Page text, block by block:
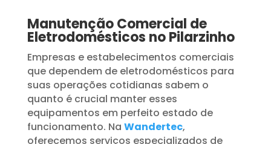
Manutenção Comercial de
Eletrodomésticos no Pilarzinho
Empresas e estabelecimentos comerciais
que dependem de eletrodomésticos para
suas operações cotidianas sabem o
quanto é crucial manter esses
equipamentos em perfeito estado de
funcionamento. Na Wandertec,
oferecemos serviços especializados de